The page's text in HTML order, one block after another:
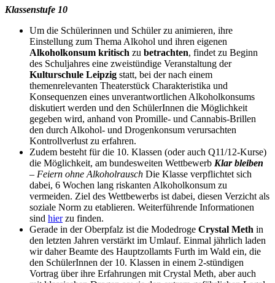
Klassenstufe 10
Um die Schülerinnen und Schüler zu animieren, ihre
Einstellung zum Thema Alkohol und ihren eigenen
Alkoholkonsum kritisch zu betrachten, findet zu Beginn
des Schuljahres eine zweistündige Veranstaltung der
Kulturschule Leipzig statt, bei der nach einem
themenrelevanten Theaterstück Charakteristika und
Konsequenzen eines unverantwortlichen Alkoholkonsums
diskutiert werden und den SchülerInnen die Möglichkeit
gegeben wird, anhand von Promille- und Cannabis-Brillen
den durch Alkohol- und Drogenkonsum verursachten
Kontrollverlust zu erfahren.
Zudem besteht für die 10. Klassen (oder auch Q11/12-Kurse)
die Möglichkeit, am bundesweiten Wettbewerb Klar bleiben
– Feiern ohne Alkoholrausch Die Klasse verpflichtet sich
dabei, 6 Wochen lang riskanten Alkoholkonsum zu
vermeiden. Ziel des Wettbewerbs ist dabei, diesen Verzicht als
soziale Norm zu etablieren. Weiterführende Informationen
sind hierzu finden.
Gerade in der Oberpfalz ist die Modedroge Crystal Meth in
den letzten Jahren verstärkt im Umlauf. Einmal jährlich laden
wir daher Beamte des Hauptzollamts Furth im Wald ein, die
den SchülerInnen der 10. Klassen in einem 2-stündigen
Vortrag über ihre Erfahrungen mit Crystal Meth, aber auch